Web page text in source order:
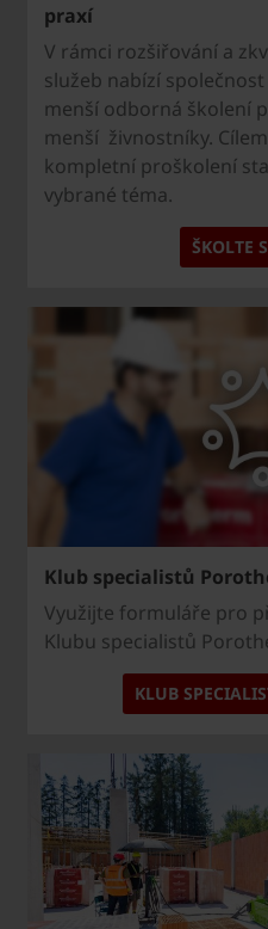
praxí
V rámci rozšiřování a
služeb nabízí
menší odborná školení
menší živnostníky.
kompletní proškolení
vybrané téma.
ŠKOLTE
Klub specialistů
Využijte formuláře pro
Klubu specialistů
KLUB